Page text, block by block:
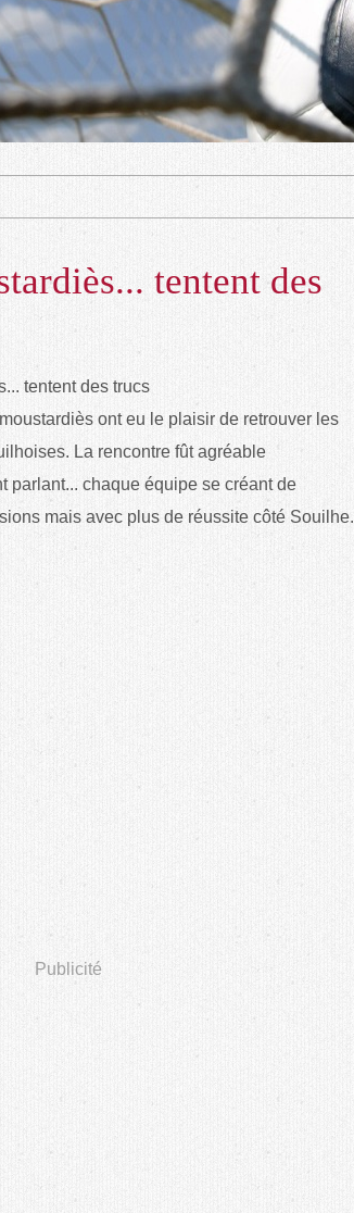
tentent des
ont eu le plaisir de retrouver les
La rencontre fût agréable
parlant... chaque équipe se créant de
mais avec plus de réussite côté Souilhe.
Publicité